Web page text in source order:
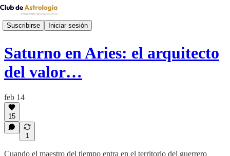
Suscribirse Iniciar sesión
Saturno en Aries: el arquitecto
del valor…
feb 14
15
1
Cuando el maestro del tiempo entra en el territorio del guerrero